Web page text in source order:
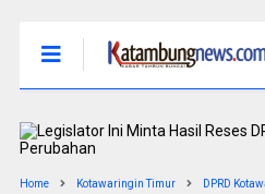
Home Kotawaringin Timur DPRD